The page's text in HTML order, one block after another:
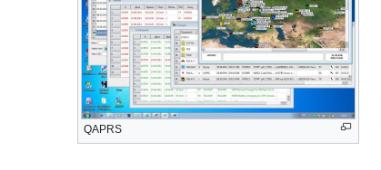
QAPRS